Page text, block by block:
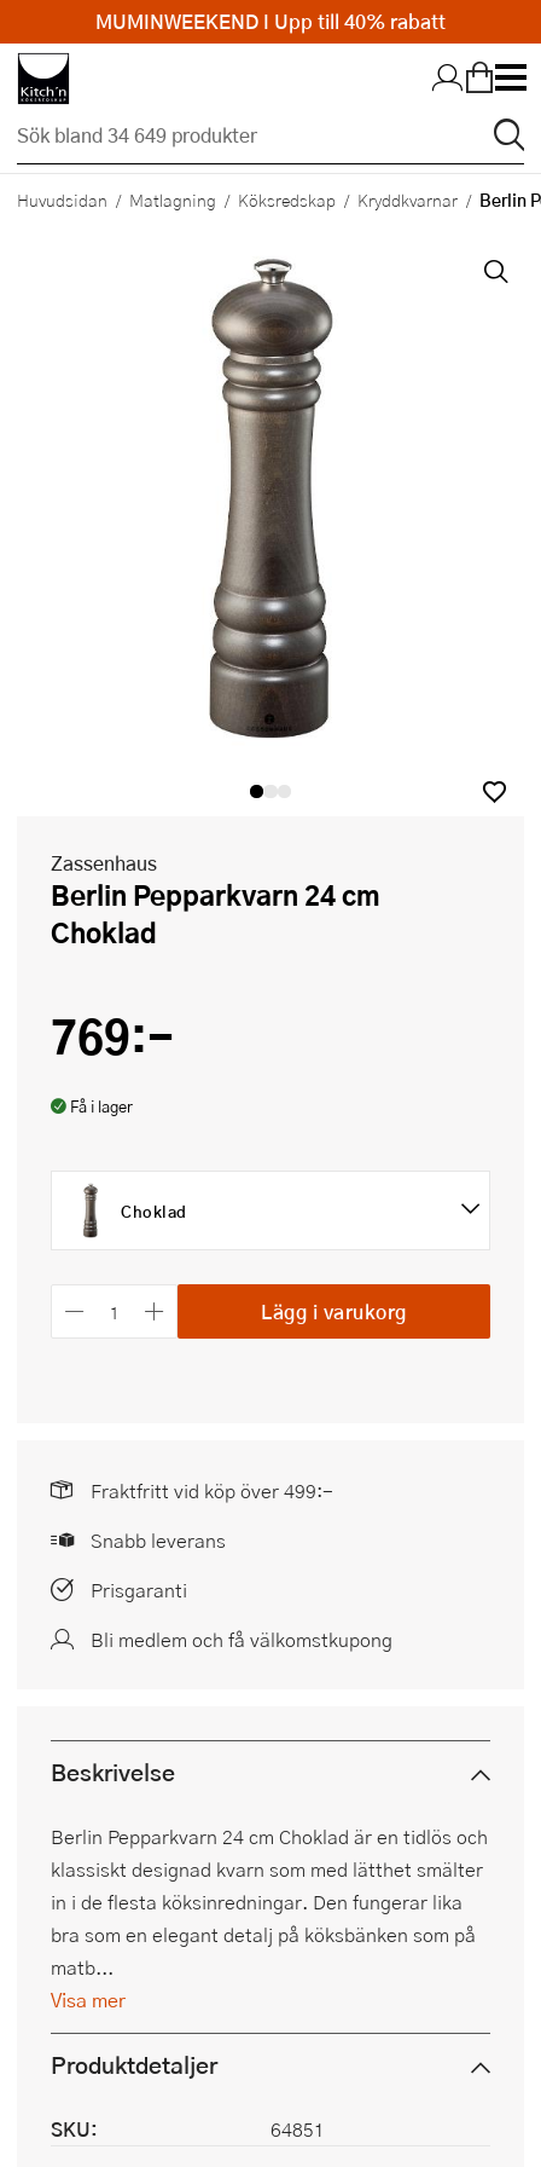
Hopp till huvudinnehållet
Huvudsidan Matlagning Köksredskap Kryddkvarnar Berlin
Zassenhaus
Berlin Pepparkvarn 24 cm
Choklad
769:-
Få i lager
Choklad
Lägg i varukorg
Fraktfritt vid köp över 499:-
Snabb leverans
Prisgaranti
Bli medlem och få välkomstkupong
Beskrivelse
Berlin Pepparkvarn 24 cm Choklad är en tidlös och
klassiskt designad kvarn som med lätthet smälter
in i de flesta köksinredningar. Den fungerar lika
bra som en elegant detalj på köksbänken som på
matb...
Visa mer
Produktdetaljer
SKU:
64851
MUMINWEEKEND I Upp till 40% rabatt